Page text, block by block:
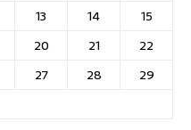
13 14
15
20 21
22
27 28
29